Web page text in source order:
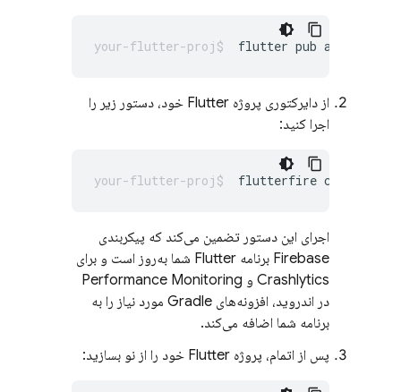
flutter pub add
از دایرکتوری پروژه Flutter خود، دستور زیر را
اجرا کنید:
flutterfire
اجرای این دستور تضمین می‌کند که پیکربندی
Firebase برنامه Flutter شما به‌روز است و برای
Crashlytics و Performance Monitoring
در اندروید، افزونه‌های Gradle مورد نیاز را به
برنامه شما اضافه می‌کند.
پس از اتمام، پروژه Flutter خود را از نو بسازید: